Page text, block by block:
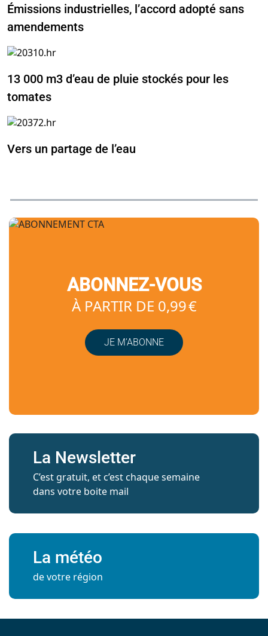
Émissions industrielles, l’accord adopté sans
amendements
13 000 m3 d’eau de pluie stockés pour les
tomates
Vers un partage de l’eau
ABONNEZ-VOUS
À PARTIR DE 0,99 €
JE M’ABONNE
La Newsletter
C’est gratuit, et c’est chaque semaine
dans votre boite mail
La météo
de votre région